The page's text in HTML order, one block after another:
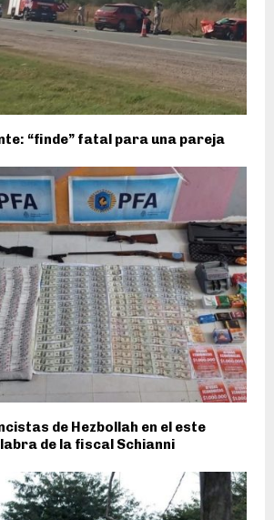
“finde” fatal para una pareja
de Hezbollah en el este
de la fiscal Schianni